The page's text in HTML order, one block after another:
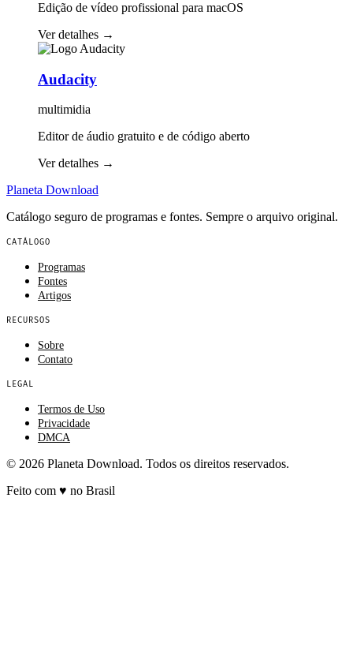
Edição de vídeo profissional para macOS
Ver detalhes →
Audacity
multimidia
Editor de áudio gratuito e de código aberto
Ver detalhes →
Planeta Download
Catálogo seguro de programas e fontes. Sempre o arquivo original.
CATÁLOGO
Programas
Fontes
Artigos
RECURSOS
Sobre
Contato
LEGAL
Termos de Uso
Privacidade
DMCA
© 2026 Planeta Download. Todos os direitos reservados.
Feito com ♥ no Brasil